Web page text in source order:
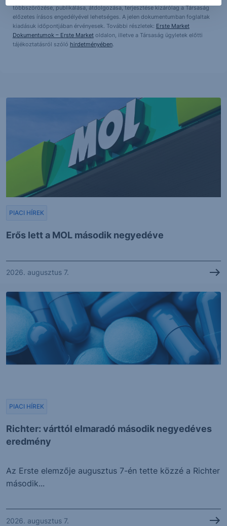
többszörözése, publikálása, átdolgozása, terjesztése kizárólag a Társaság
előzetes írásos engedélyével lehetséges. A jelen dokumentumban foglaltak
kiadásuk időpontjában érvényesek. További részletek: Erste Market
Dokumentumok – Erste Marketoldalon, illetve a Társaság ügyletek előtti
tájékoztatásról szóló hirdetményében.
Erős lett a MOL második negyedéve
PIACI HÍREK
2026. augusztus 7.
Richter: várttól elmaradó második negyedéves
eredmény
PIACI HÍREK
Az Erste elemzője augusztus 7-én tette közzé a Richter
második...
2026. augusztus 7.